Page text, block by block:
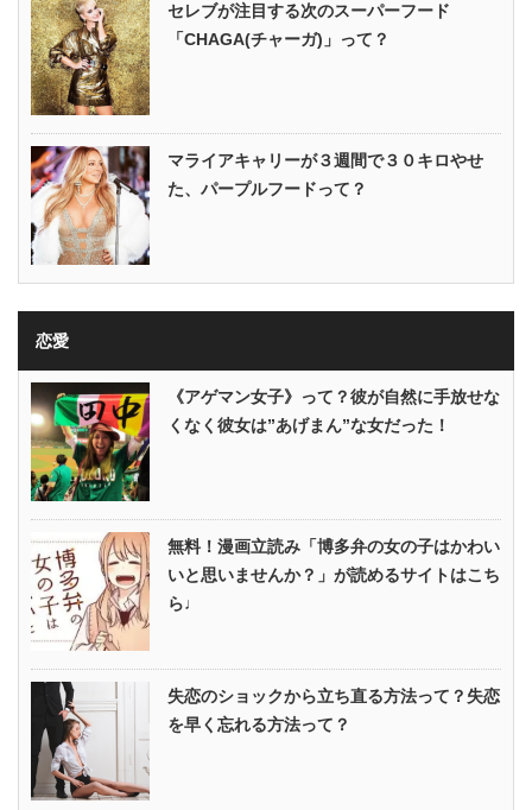
セレブが注目する次のスーパーフード
「CHAGA(チャーガ)」って？
マライアキャリーが３週間で３０キロやせ
た、パープルフードって？
恋愛
《アゲマン女子》って？彼が自然に手放せな
くなく彼女は”あげまん”な女だった！
無料！漫画立読み「博多弁の女の子はかわい
いと思いませんか？」が読めるサイトはこち
ら♩
失恋のショックから立ち直る方法って？失恋
を早く忘れる方法って？